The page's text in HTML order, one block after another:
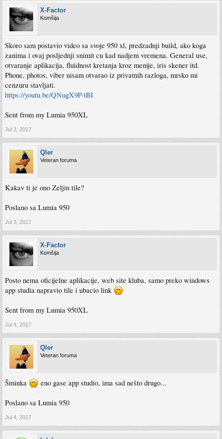
X-Factor
Komšija
Skoro sam postavio video sa svoje 950 xl, predzadnji build, ako koga
zanima i ovaj posljednji snimit cu kad nadjem vremena. General use,
otvaranje aplikacija, fluidnost kretanja kroz menije, iris skener itd.
Phone, photos, viber nisam otvarao iz privatnih razloga, mrsko mi
cenzuru stavljati.
https://youtu.be/QNugX9P-tBI
Sent from my Lumia 950XL
Jul 3, 2017
Qler
Veteran foruma
Kakav ti je ono Zeljin tile?
Poslano sa Lumia 950
Jul 3, 2017
X-Factor
Komšija
Posto nema oficijelne aplikacije, web site kluba, samo preko windows
app studia napravio tile i ubacio link
Sent from my Lumia 950XL
Jul 4, 2017
Qler
Veteran foruma
Šminka eno gase app studio, ima sad nešto drugo...
Poslano sa Lumia 950
Jul 4, 2017